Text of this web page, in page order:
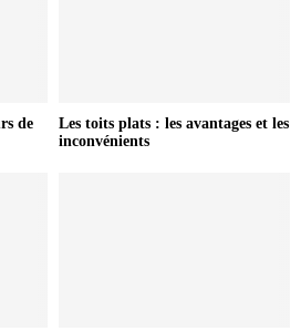
de
Les toits plats : les avantages et les
inconvénients